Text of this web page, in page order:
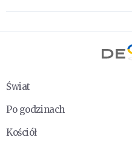
Świat
Po godzinach
Kościół